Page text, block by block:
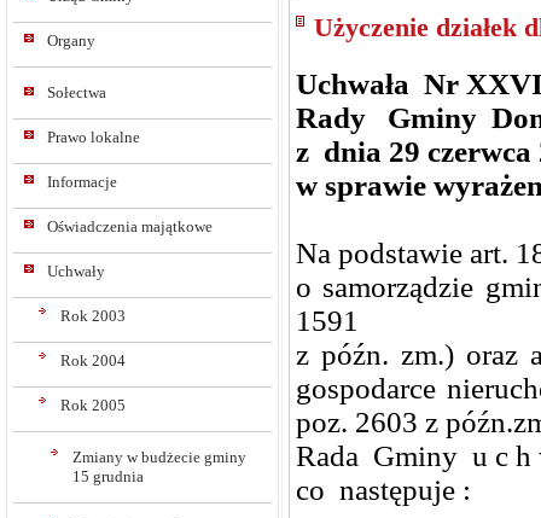
Organy
Sołectwa
Prawo lokalne
Informacje
Oświadczenia majątkowe
Uchwały
Rok 2003
Rok 2004
Rok 2005
Zmiany w budżecie gminy
15 grudnia
Użyczenie działek
Uchwała Nr
Rady Gminy
z dnia 29
w sprawie
Na podstawie art.
o samorządzie
1591
z późn. zm.)
gospodarce
poz. 2603 z
Rada Gminy u c h
co następuje :